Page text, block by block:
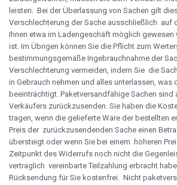
leisten. Bei der Überlassung von Sachen gilt
Verschlechterung der Sache ausschließlich auf
Ihnen etwa im Ladengeschäft möglich gewesen
ist. Im Übrigen können Sie die Pflicht zum
bestimmungsgemäße Ingebrauchnahme der
Verschlechterung vermeiden, indem Sie die
in Gebrauch nehmen und alles unterlassen, was
beeinträchtigt. Paketversandfähige Sachen sind
Verkäufers zurückzusenden. Sie haben die
tragen, wenn die gelieferte Ware der bestellten
Preis der zurückzusendenden Sache einen
übersteigt oder wenn Sie bei einem höheren
Zeitpunkt des Widerrufs noch nicht die
vertraglich vereinbarte Teilzahlung erbracht
Rücksendung für Sie kostenfrei. Nicht